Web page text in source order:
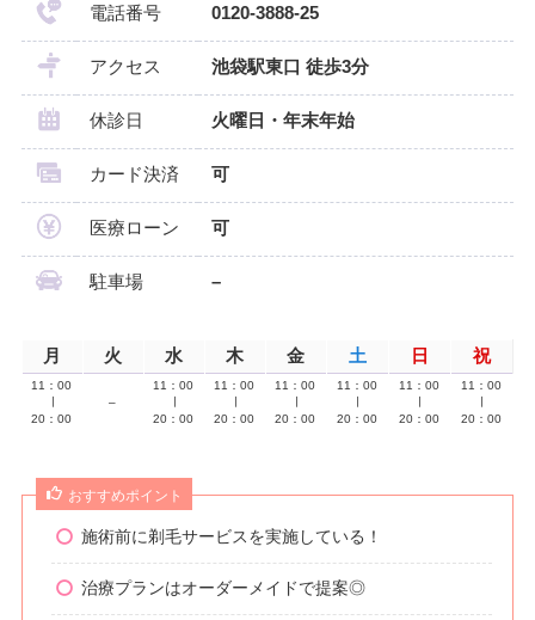
電話番号 0120-3888-25
アクセス 池袋駅東口 徒歩3分
休診日 火曜日・年末年始
カード決済 可
医療ローン 可
駐車場 –
月 火 水 木 金 土 日 祝
11：00
20：00
–
11：00
20：00
11：00
20：00
11：00
20：00
11：00
20：00
11：00
20：00
11：00
20：00
おすすめポイント
施術前に剃毛サービスを実施している！
治療プランはオーダーメイドで提案◎